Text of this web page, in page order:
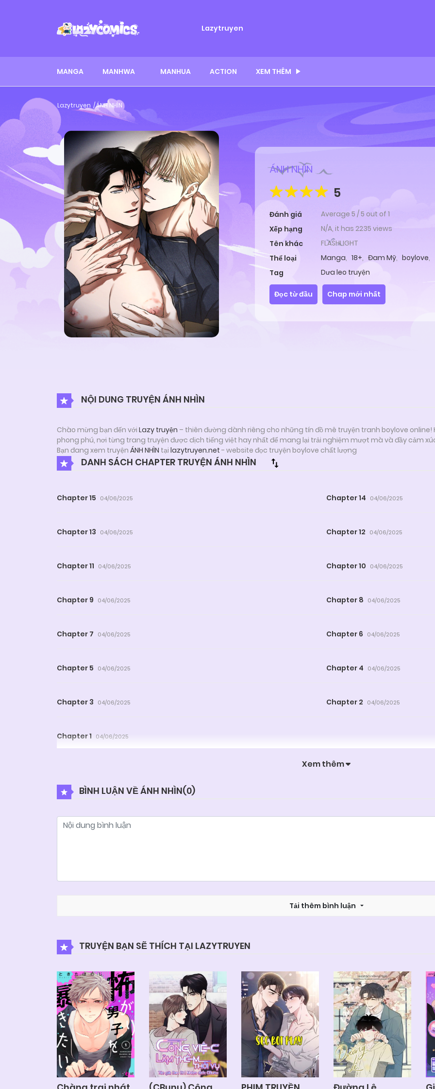
Lazytruyen
MANGA MANHWA MANHUA ACTION XEM THÊM
Lazytruyen ÁNH NHÌN
ÁNH NHÌN
5
Đánh giá Average 5 /5 out of 1
Xếp hạng
N/A, it has 2235 views
Tên khác
FLASHLIGHT
Thể loại
Manga, 18+, Đam Mỹ, boylove,
Tag
Dưa leo truyện
Đọc từ đầu Chap mới nhất
NỘI DUNG TRUYỆN ÁNH NHÌN
Chào mừng bạn đến với Lazy truyện – thiên đường dành riêng cho những tín đồ mê truyện tranh boylove
phong phú, nơi từng trang truyện được dịch tiếng việt hay nhất để mang lại trải nghiệm mượt mà và đầy cảm
Bạn đang xem truyện ÁNH NHÌN tại lazytruyen.net - website đọc truyện boylove chất lượng
DANH SÁCH CHAPTER TRUYỆN ÁNH NHÌN
Chapter 15 04/06/2025 Chapter 14 04/06/2025
Chapter 13 04/06/2025 Chapter 12 04/06/2025
Chapter 11 04/06/2025 Chapter 10 04/06/2025
Chapter 9 04/06/2025 Chapter 8 04/06/2025
Chapter 7 04/06/2025 Chapter 6 04/06/2025
Chapter 5 04/06/2025 Chapter 4 04/06/2025
Chapter 3 04/06/2025 Chapter 2 04/06/2025
Chapter 1 04/06/2025
Xem thêm
BÌNH LUẬN VỀ ÁNH NHÌN(0)
Tải thêm bình luận
TRUYỆN BẠN SẼ THÍCH TẠI LAZYTRUYEN